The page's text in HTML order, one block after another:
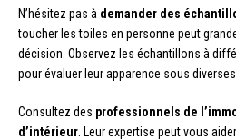
N’hésitez pas à demander des
toucher les toiles en personne peut
décision. Observez les échantillons à
pour évaluer leur apparence sous
Consultez des professionnels de
d’intérieur . Leur expertise peut vous